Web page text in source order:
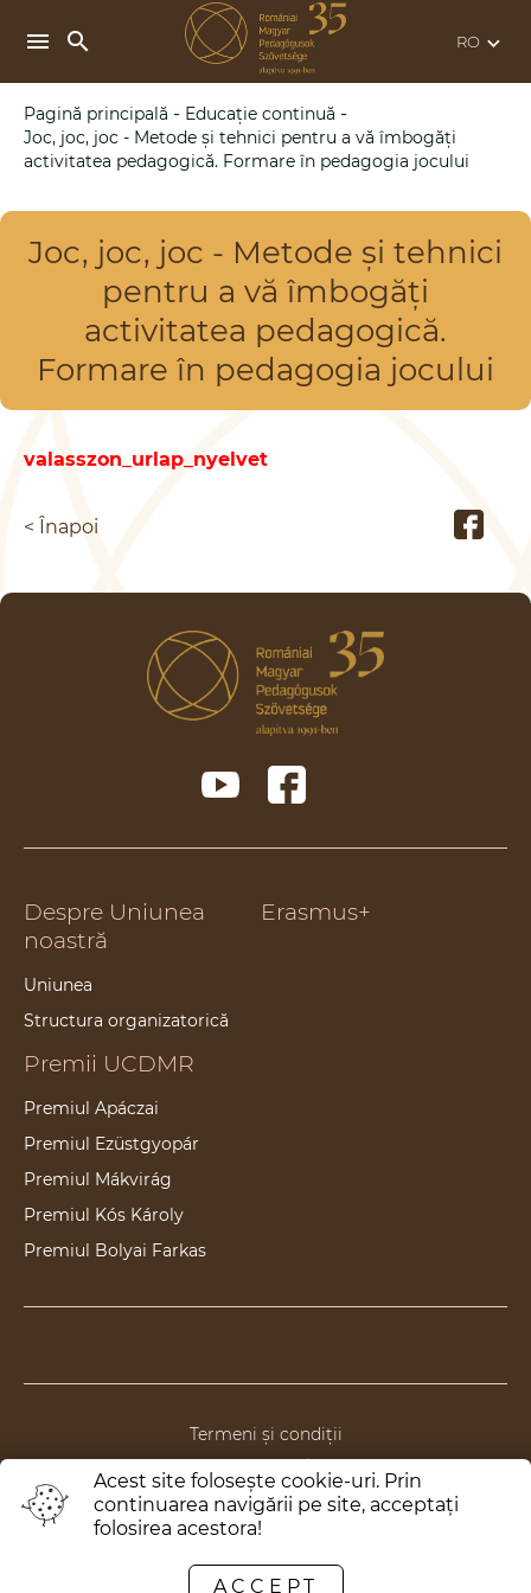
menu search keyboard_arrow_down
Pagină principală - Educație continuă -
Joc, joc, joc - Metode și tehnici pentru a vă îmbogăți
activitatea pedagogică. Formare în pedagogia jocului
Joc, joc, joc - Metode și tehnici
pentru a vă îmbogăți
activitatea pedagogică.
Formare în pedagogia jocului
valasszon_urlap_nyelvet
< Înapoi
Despre Uniunea
noastră
Uniunea
Structura organizatorică
Erasmus+
Premii UCDMR
Premiul Apáczai
Premiul Ezüstgyopár
Premiul Mákvirág
Premiul Kós Károly
Premiul Bolyai Farkas
Termeni și condiții
Politica de anulare/returnare
Politica de confidențialitate
Politica de ONG
Acest site foloseşte cookie-uri. Prin
continuarea navigării pe site, acceptaţi
folosirea acestora!
ACCEPT